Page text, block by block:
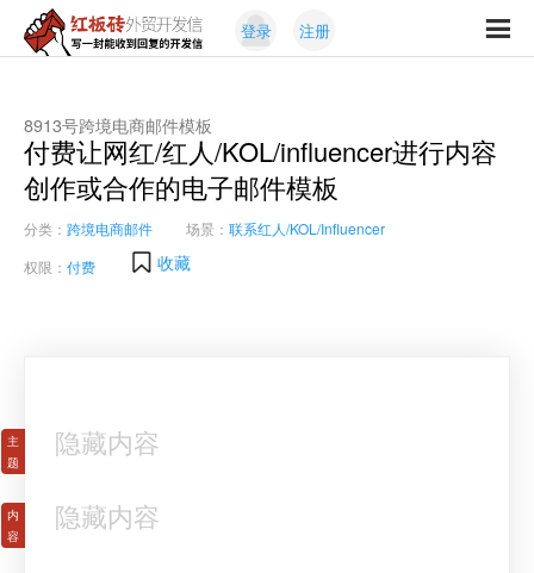
红
砖
外
贸
开
发
信
封
能
收
到
回
复
登录 注册
8913号跨境电商邮件模板
付费让网红/红人/KOL/influencer进行内容
创作或合作的电子邮件模板
分类： 跨境电商邮件 场景： 联系红人/KOL/Influencer
权限： 付费 收藏
隐藏内容
隐藏内容